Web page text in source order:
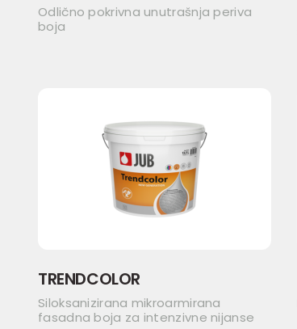
Odlično pokrivna unutrašnja periva
boja
TRENDCOLOR
Siloksanizirana mikroarmirana
fasadna boja za intenzivne nijanse